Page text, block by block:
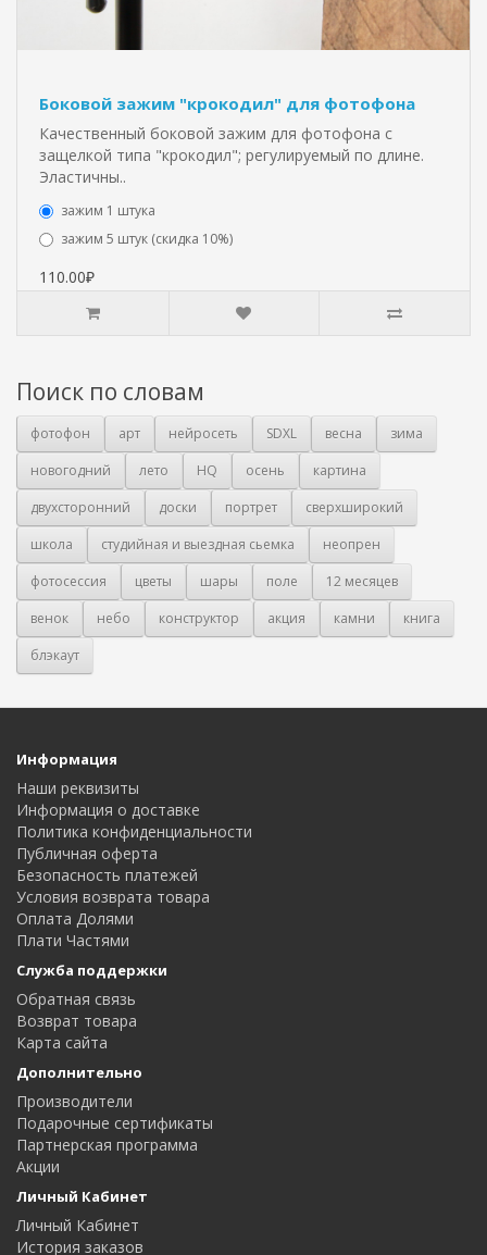
Боковой зажим "крокодил" для фотофона
Качественный боковой зажим для фотофона с
защелкой типа "крокодил"; регулируемый по длине.
Эластичны..
зажим 1 штука
зажим 5 штук (скидка 10%)
110.00₽
Поиск по словам
фотофон арт нейросеть SDXL весна
зима
новогодний
лето HQ осень
картина
двухсторонний
доски портрет
сверхширокий
школа
студийная и выездная сьемка
неопрен
фотосессия
цветы шары поле
12 месяцев
венок
небо конструктор акция камни
книга
блэкаут
Информация
Наши реквизиты
Информация о доставке
Политика конфиденциальности
Публичная оферта
Безопасность платежей
Условия возврата товара
Оплата Долями
Плати Частями
Служба поддержки
Обратная связь
Возврат товара
Карта сайта
Дополнительно
Производители
Подарочные сертификаты
Партнерская программа
Акции
Личный Кабинет
Личный Кабинет
История заказов